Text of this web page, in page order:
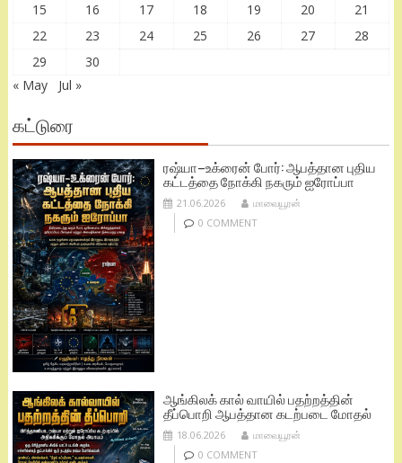
15
16 17 18 19 20
21
22
23 24 25 26 27
28
29
30
« May
Jul »
கட்டுரை
ரஷ்யா–உக்ரைன் போர்: ஆபத்தான புதிய
கட்டத்தை நோக்கி நகரும் ஐரோப்பா
21.06.2026
மாவையூரன்
0 COMMENT
ஆங்கிலக் கால் வாயில் பதற்றத்தின்
தீப்பொறி ஆபத்தான கடற்படை மோதல்
18.06.2026
மாவையூரன்
0 COMMENT